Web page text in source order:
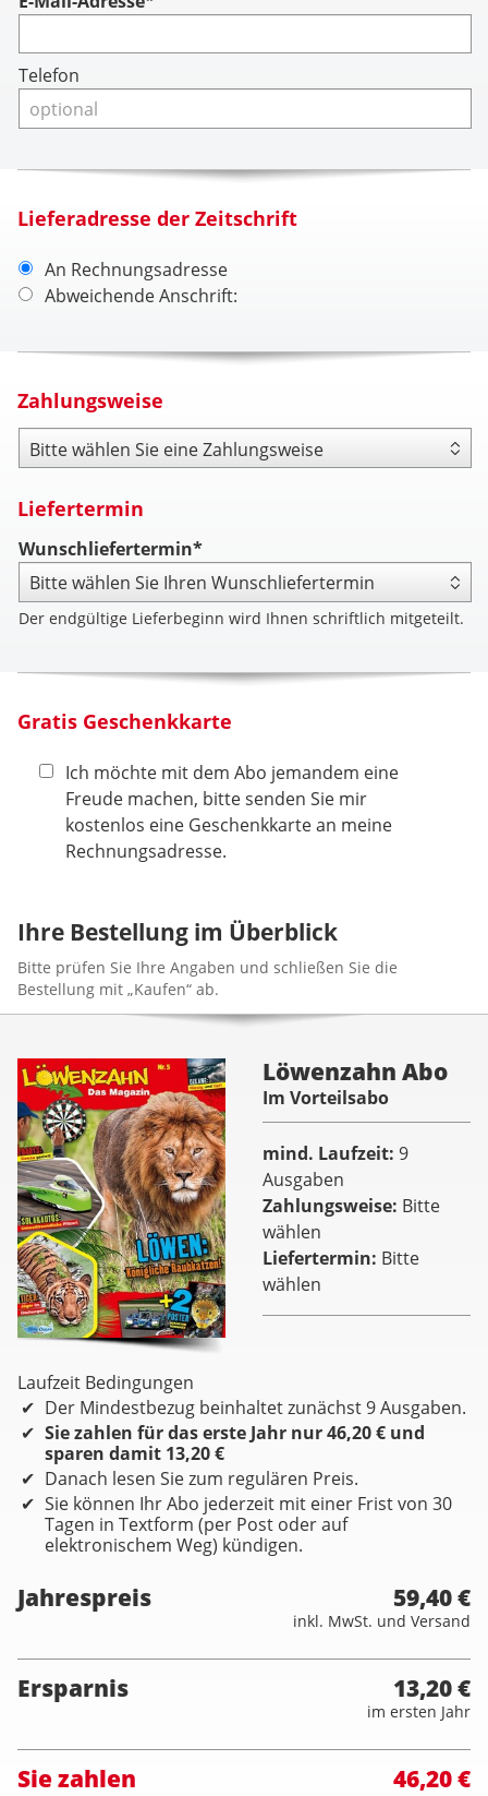
Telefon
Lieferadresse der Zeitschrift
An Rechnungsadresse
Abweichende Anschrift:
Zahlungsweise
Zahlungsweise
Liefertermin
Wunschliefertermin*
Der endgültige Lieferbeginn wird Ihnen schriftlich mitgeteilt.
Gratis Geschenkkarte
Ich möchte mit dem Abo jemandem eine
Freude machen, bitte senden Sie mir
kostenlos eine Geschenkkarte an meine
Rechnungsadresse.
Ihre Bestellung im Überblick
Bitte prüfen Sie Ihre Angaben und schließen Sie die
Bestellung mit „Kaufen“ ab.
Löwenzahn Abo
Im Vorteilsabo
mind. Laufzeit 9
Ausgaben
Zahlungsweise Bitte
wählen
Liefertermin Bitte
wählen
Laufzeit Bedingungen
Der Mindestbezug beinhaltet zunächst 9 Ausgaben.
Sie zahlen für das erste Jahr nur 46,20 € und
sparen damit 13,20 €
Danach lesen Sie zum regulären Preis.
Sie können Ihr Abo jederzeit mit einer Frist von 30
Tagen in Textform (per Post oder auf
elektronischem Weg) kündigen.
Jahrespreis 59,40 €
inkl. MwSt. und Versand
Ersparnis 13,20 €
im ersten Jahr
Sie zahlen 46,20 €